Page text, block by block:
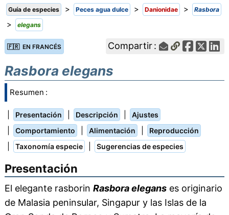
Guía de especies > Peces agua dulce > Danionidae > Rasbora
> elegans
🇫🇷 EN FRANCÉS Compartir :
Rasbora elegans
Resumen :
Presentación Descripción Ajustes
Comportamiento Alimentación Reproducción
Taxonomía especie Sugerencias de especies
Presentación
El elegante rasborin Rasbora eleganses originario
de Malasia peninsular, Singapur y las Islas de la